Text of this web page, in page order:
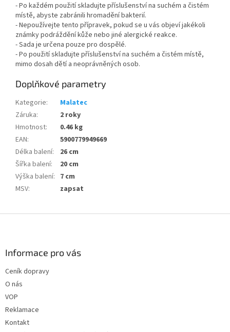
- Po každém použití skladujte příslušenství na suchém a čistém
místě, abyste zabránili hromadění bakterií.
- Nepoužívejte tento přípravek, pokud se u vás objeví jakékoli
známky podráždění kůže nebo jiné alergické reakce.
- Sada je určena pouze pro dospělé.
- Po použití skladujte příslušenství na suchém a čistém místě,
mimo dosah dětí a neoprávněných osob.
Doplňkové parametry
Kategorie:
Malatec
Záruka:
2 roky
Hmotnost:
0.46 kg
EAN:
5900779949669
Délka balení:
26 cm
Šířka balení:
20 cm
Výška balení: 7 cm
MSV: zapsat
Informace pro vás
Ceník dopravy
O nás
VOP
Reklamace
Kontakt